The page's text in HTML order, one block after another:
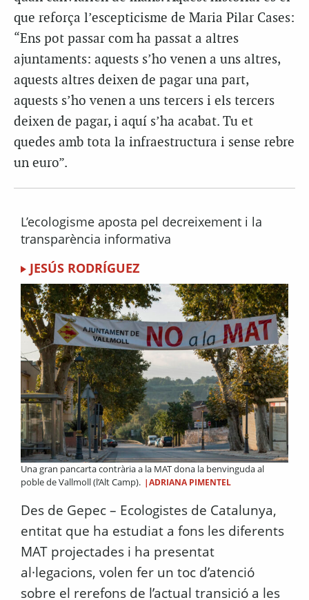
que reforça l’escepticisme de Maria Pilar Cases:
“Ens pot passar com ha passat a altres
ajuntaments: aquests s’ho venen a uns altres,
aquests altres deixen de pagar una part,
aquests s’ho venen a uns tercers i els tercers
deixen de pagar, i aquí s’ha acabat. Tu et
quedes amb tota la infraestructura i sense rebre
un euro”.
L’ecologisme aposta pel decreixement i la
transparència informativa
JESÚS RODRÍGUEZ
Una gran pancarta contrària a la MAT dona la benvinguda al
poble de Vallmoll (l’Alt Camp). |ADRIANA PIMENTEL
Des de Gepec – Ecologistes de Catalunya,
entitat que ha estudiat a fons les diferents
MAT projectades i ha presentat
al·legacions, volen fer un toc d’atenció
sobre el rerefons de l’actual transició a les